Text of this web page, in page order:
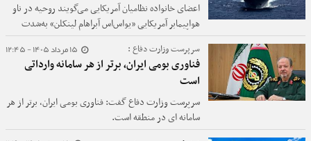
اعضای خانواده نظامیان آمریکایی می‌گویند روحیه در ناو
هواپیمابر آمریکایی «یواس‌اس آبراهام لینکلن» به‌شدت
افت کرده است؛ ناوی که در میانه جنگ دولت «دونالد
ترامپ» با ایران با کمبود مواد غذایی و سایر اقلام ضروری
مواجه شده و خدمه خسته آن تحت فشار شدید قرار دارند.
15 مرداد 1405 - 12:45 سرپرست وزارت دفاع :
فناوری بومی ایران، برتر از هر سامانه وارداتی
است
سرپرست وزارت دفاع گفت: فناوری بومی ایران، برتر از هر
سامانه ای در منطقه است.